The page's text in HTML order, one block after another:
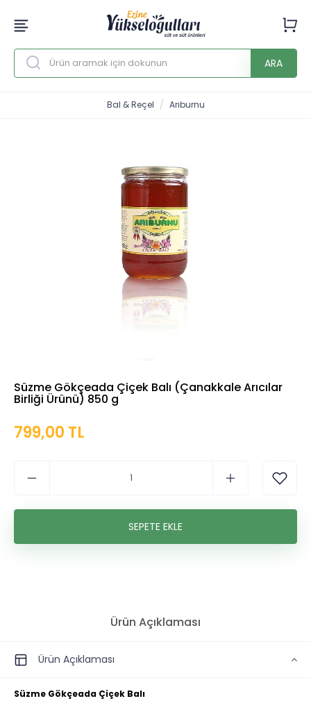
ARA
Bal & Reçel Arıburnu
Süzme Gökçeada Çiçek Balı (Çanakkale Arıcılar
Birliği Ürünü) 850 g
799,00 TL
Ürün Açıklaması
Ürün Açıklaması
Süzme Gökçeada Çiçek Balı